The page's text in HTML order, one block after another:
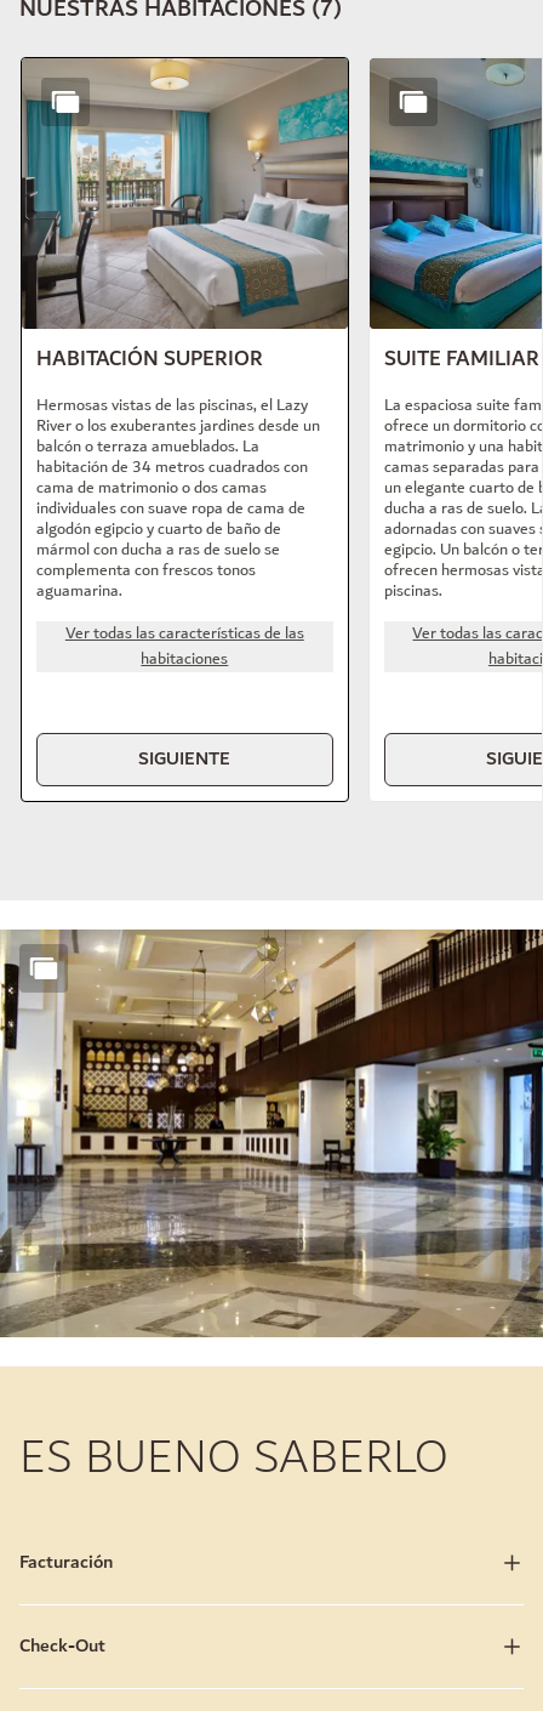
Diapositiva 1 de 7
HABITACIÓN SUPERIOR
Hermosas vistas de las piscinas, el Lazy
River o los exuberantes jardines desde un
balcón o terraza amueblados. La
habitación de 34 metros cuadrados con
cama de matrimonio o dos camas
individuales con suave ropa de cama de
algodón egipcio y cuarto de baño de
mármol con ducha a ras de suelo se
complementa con frescos tonos
aguamarina.
Ver todas las características de las
habitaciones
SIGUIENTE
SUITE FAMILIAR
La espaciosa suite
ofrece un dormitorio
matrimonio y una
camas separadas
un elegante cuarto de
ducha a ras de suelo.
adornadas con
egipcio. Un balcón o
ofrecen hermosas
piscinas.
Ver todas las
ES BUENO SABERLO
Facturación
Check-Out